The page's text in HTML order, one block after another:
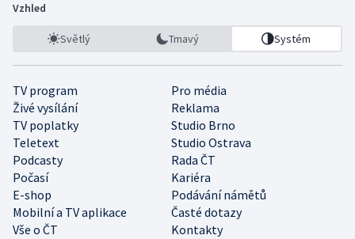
Vzhled
Světlý Tmavý Systém
TV program
Pro média
Živé vysílání
Reklama
TV poplatky
Studio Brno
Teletext
Studio Ostrava
Podcasty
Rada ČT
Počasí
Kariéra
E-shop
Podávání námětů
Mobilní a TV aplikace
Časté dotazy
Vše o ČT
Kontakty